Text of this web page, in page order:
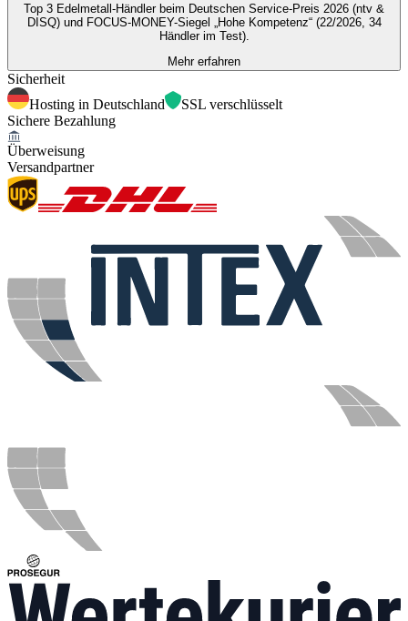
Top 3 Edelmetall-Händler beim Deutschen Service-Preis 2026 (ntv &
DISQ) und FOCUS-MONEY-Siegel „Hohe Kompetenz“ (22/2026, 34
Händler im Test).
Mehr erfahren
Sicherheit
Hosting in Deutschland
SSL verschlüsselt
Sichere Bezahlung
Überweisung
Versandpartner